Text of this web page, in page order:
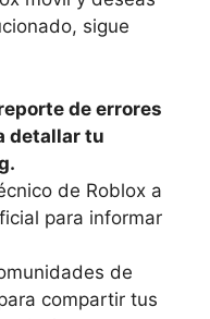
sigue
de errores
detallar tu
​de​ Roblox a
para⁣ informar
de‍
compartir tus